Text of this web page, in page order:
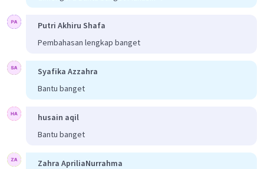
konsumen.
Secara bagan, hubungan RTK dan RTP dapat
digambarkan sebagai berikut.
Putri Akhiru Shafa
Pembahasan lengkap banget
Syafika Azzahra
Bantu banget
husain aqil
Bantu banget
Zahra ApriliaNurrahma